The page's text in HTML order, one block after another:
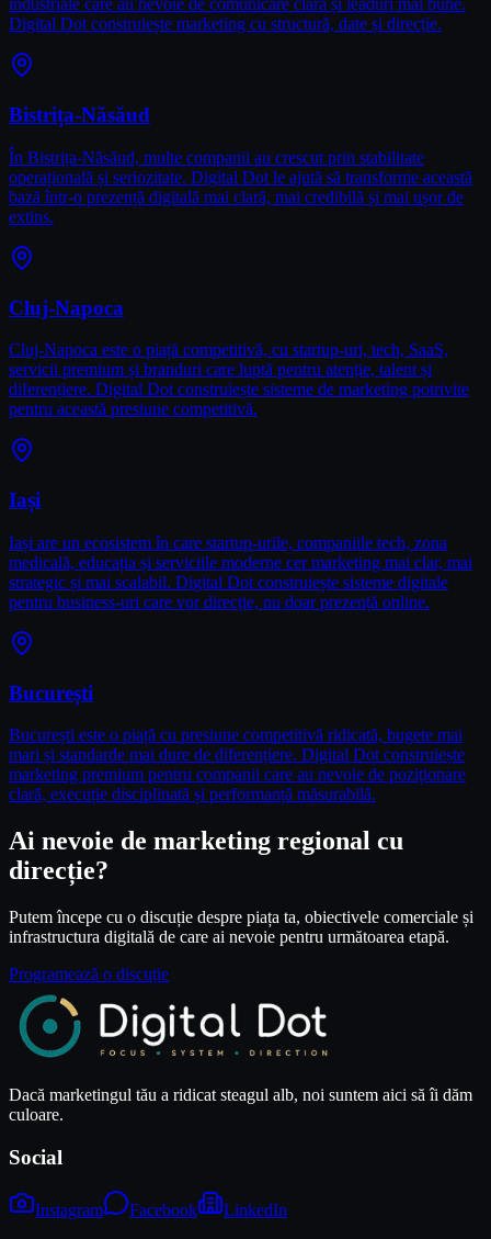
industriale care au nevoie de comunicare clară și leaduri mai bune.
Digital Dot construiește marketing cu structură, date și direcție.
Bistrița-Năsăud
În Bistrița-Năsăud, multe companii au crescut prin stabilitate
operațională și seriozitate. Digital Dot le ajută să transforme această
bază într-o prezență digitală mai clară, mai credibilă și mai ușor de
extins.
Cluj-Napoca
Cluj-Napoca este o piață competitivă, cu startup-uri, tech, SaaS,
servicii premium și branduri care luptă pentru atenție, talent și
diferențiere. Digital Dot construiește sisteme de marketing potrivite
pentru această presiune competitivă.
Iași
Iași are un ecosistem în care startup-urile, companiile tech, zona
medicală, educația și serviciile moderne cer marketing mai clar, mai
strategic și mai scalabil. Digital Dot construiește sisteme digitale
pentru business-uri care vor direcție, nu doar prezență online.
București
București este o piață cu presiune competitivă ridicată, bugete mai
mari și standarde mai dure de diferențiere. Digital Dot construiește
marketing premium pentru companii care au nevoie de poziționare
clară, execuție disciplinată și performanță măsurabilă.
Ai nevoie de marketing regional cu
direcție?
Putem începe cu o discuție despre piața ta, obiectivele comerciale și
infrastructura digitală de care ai nevoie pentru următoarea etapă.
Programează o discuție
Dacă marketingul tău a ridicat steagul alb, noi suntem aici să îi dăm
culoare.
Social
Instagram Facebook LinkedIn